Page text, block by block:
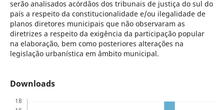
serão analisados acórdãos dos tribunais de justiça do sul do
país a respeito da constitucionalidade e/ou ilegalidade de
planos diretores municipais que não observaram as
diretrizes a respeito da exigência da participação popular
na elaboração, bem como posteriores alterações na
legislação urbanística em âmbito municipal.
Downloads